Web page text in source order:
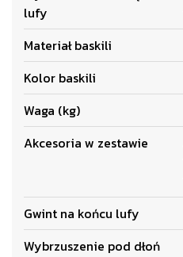
lufy
Materiał baskili
Kolor baskili
Waga (kg)
Akcesoria w zestawie
Gwint na końcu lufy
Wybrzuszenie pod dłoń